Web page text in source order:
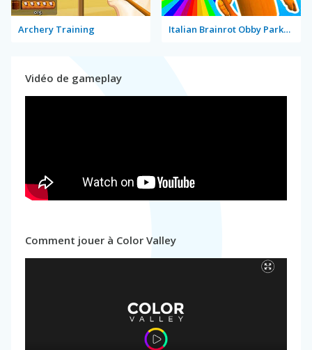
Archery Training Italian Brainrot Obby Parkour
Vidéo de gameplay
Comment jouer à Color Valley